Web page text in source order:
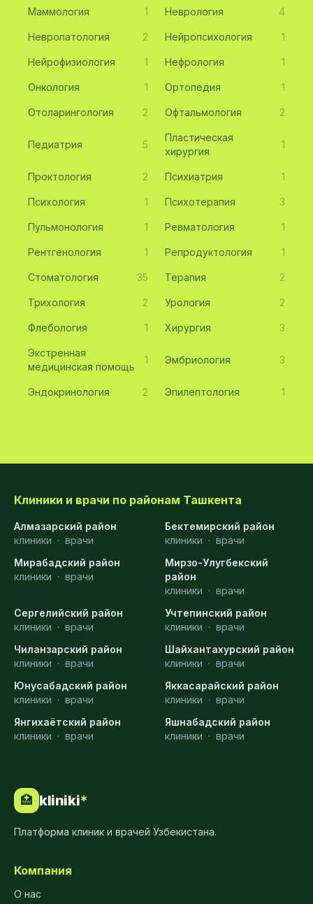
Маммология 1 Неврология 4
Невропатология 2 Нейропсихология 1
Нейрофизиология 1 Нефрология 1
Онкология 1 Ортопедия 1
Отоларингология 2 Офтальмология 2
Педиатрия 5
Пластическая
хирургия
1
Проктология 2 Психиатрия 1
Психология 1 Психотерапия 3
Пульмонология 1 Ревматология 1
Рентгенология 1 Репродуктология 1
Стоматология 35 Терапия 2
Трихология 2 Урология 2
Флебология 1 Хирургия 3
Экстренная
медицинская помощь
1 Эмбриология 3
Эндокринология 2 Эпилептология 1
Клиники и врачи по районам Ташкента
Алмазарский район
клиники · врачи
Бектемирский район
клиники · врачи
Мирабадский район
клиники · врачи
Мирзо-Улугбекский
район
клиники · врачи
Сергелийский район
клиники · врачи
Учтепинский район
клиники · врачи
Чиланзарский район
клиники · врачи
Шайхантахурский район
клиники · врачи
Юнусабадский район
клиники · врачи
Яккасарайский район
клиники · врачи
Янгихаётский район
клиники · врачи
Яшнабадский район
клиники · врачи
🏥 kliniki*
Платформа клиник и врачей Узбекистана.
Компания
О нас